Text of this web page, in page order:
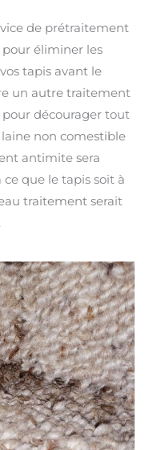
de prétraitement
éliminer les
tapis avant le
un autre traitement
décourager tout
non comestible
antimite sera
que le tapis soit à
traitement serait